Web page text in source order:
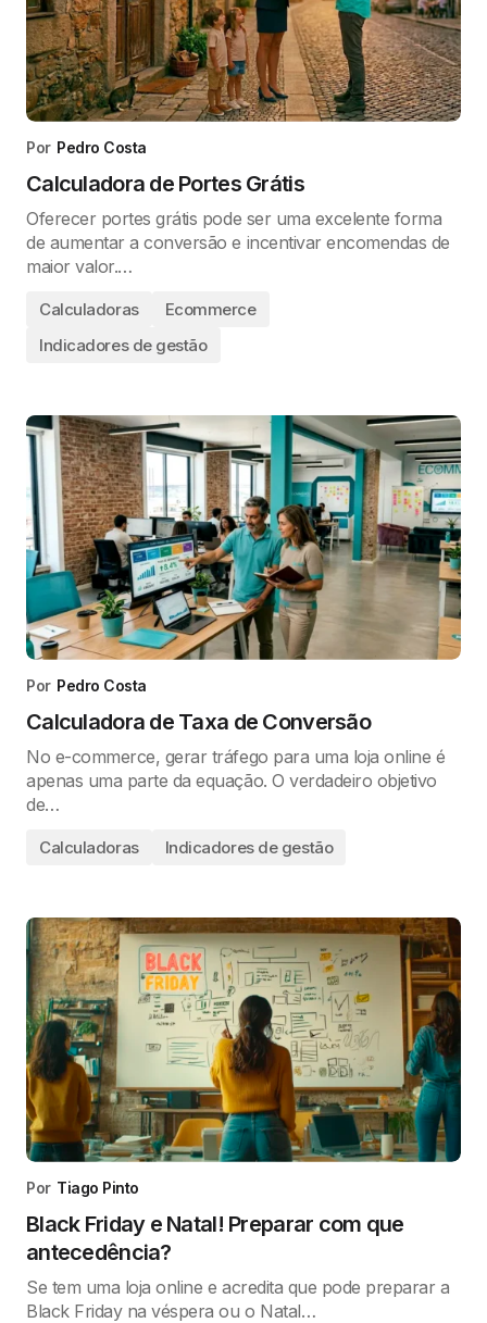
Por Pedro Costa
Calculadora de Portes Grátis
Oferecer portes grátis pode ser uma excelente forma
de aumentar a conversão e incentivar encomendas de
maior valor.…
Calculadoras
Ecommerce
Indicadores de gestão
Por Pedro Costa
Calculadora de Taxa de Conversão
No e-commerce, gerar tráfego para uma loja online é
apenas uma parte da equação. O verdadeiro objetivo
de…
Calculadoras Indicadores de gestão
Por Tiago Pinto
Black Friday e Natal! Preparar com que
antecedência?
Se tem uma loja online e acredita que pode preparar a
Black Friday na véspera ou o Natal…